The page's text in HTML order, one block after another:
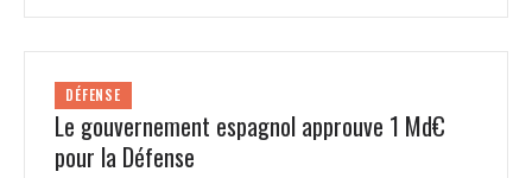
INNOVATION
INTERNATIONALISATION
DÉFENSE
Le gouvernement espagnol approuve 1 Md€
pour la Défense